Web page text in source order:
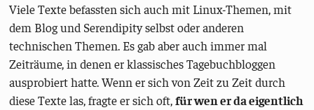
Viele Texte befassten sich auch mit Linux-Themen, mit
dem Blog und Serendipity selbst oder anderen
technischen Themen. Es gab aber auch immer mal
Zeiträume, in denen er klassisches Tagebuchbloggen
ausprobiert hatte. Wenn er sich von Zeit zu Zeit durch
diese Texte las, fragte er sich oft,für wen er da eigentlich